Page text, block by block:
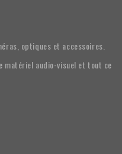
optiques et accessoires.
matériel audio-visuel et tout ce